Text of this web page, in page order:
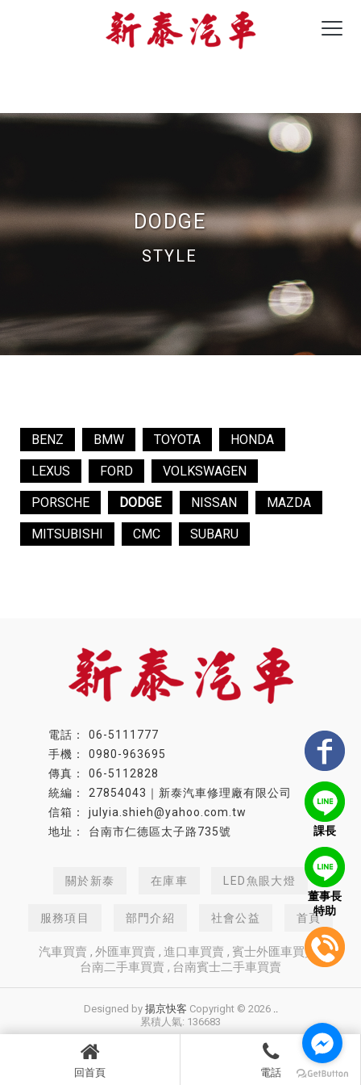
DODGE
BENZ BMW TOYOTA HONDA
LEXUS FORD VOLKSWAGEN
PORSCHE DODGE NISSAN MAZDA
MITSUBISHI CMC SUBARU
回首頁 電話
06-5111777
0980-963695
06-5112828
27854043｜新泰汽車修理廠有限公司
julyia.shieh@yahoo.com.tw
台南市仁德區太子路735號
關於新泰 在庫車 LED魚眼大燈
服務項目 部門介紹 社會公益 首頁
汽車買賣 外匯車買賣 進口車買賣
賓士外匯車買賣
台南二手車買賣
台南賓士二手車買賣
課長
董事長
特助
Designed by 揚京快客 Copyright © 2026 ..
累積人氣: 136683